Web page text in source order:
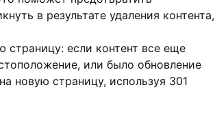
в результате удаления контента,
страницу: если контент все еще
или было обновление
новую страницу, используя 301